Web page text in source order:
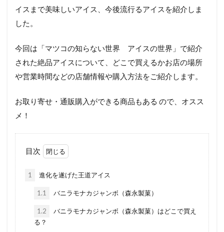
イスまで美味しいアイス、今後流行るアイスを紹介しま
した。
今回は「マツコの知らない世界 アイスの世界」で紹介
された絶品アイスについて、どこで買えるかお店の場所
や営業時間などの店舗情報や購入方法をご紹介します。
お取り寄せ・通販購入ができる商品もある ので、オスス
メ！
目次
1 進化を遂げた王道アイス
1.1 バニラモナカジャンボ（森永製菓）
1.2
バニラモナカジャンボ（森永製菓）はどこで買え
る？